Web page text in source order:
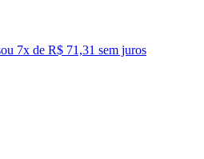
ou 7x de R$ 71,31 sem juros